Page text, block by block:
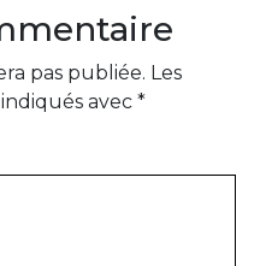
pas publiée. Les
avec *